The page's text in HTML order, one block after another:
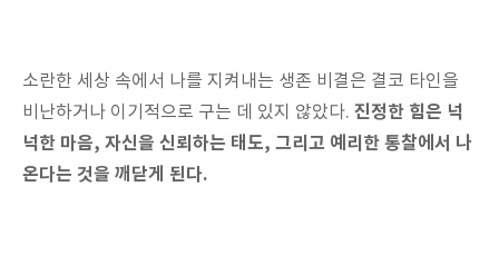
소란한 세상 속에서 나를 지켜내는 생존 비결은 결코 타인을
비난하거나 이기적으로 구는 데 있지 않았다. 진정한 힘은 넉
넉한 마음, 자신을 신뢰하는 태도, 그리고 예리한 통찰에서 나
온다는 것을 깨닫게 된다.